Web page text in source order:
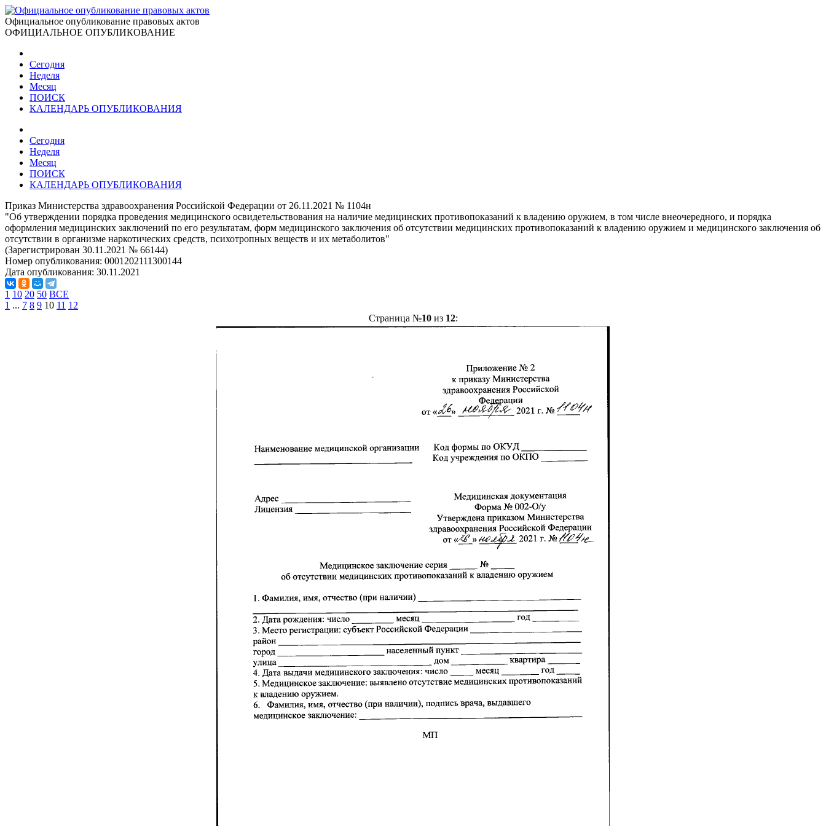
Официальное опубликование правовых актов
ОФИЦИАЛЬНОЕ ОПУБЛИКОВАНИЕ
Сегодня
Неделя
Месяц
ПОИСК
КАЛЕНДАРЬ ОПУБЛИКОВАНИЯ
Сегодня
Неделя
Месяц
ПОИСК
КАЛЕНДАРЬ ОПУБЛИКОВАНИЯ
Приказ Министерства здравоохранения Российской Федерации от 26.11.2021 № 1104н
"Об утверждении порядка проведения медицинского освидетельствования на наличие медицинских противопоказаний к владению оружием, в том числе внеочередного, и порядка
оформления медицинских заключений по его результатам, форм медицинского заключения об отсутствии медицинских противопоказаний к владению оружием и медицинского заключения об
отсутствии в организме наркотических средств, психотропных веществ и их метаболитов"
(Зарегистрирован 30.11.2021 № 66144)
Номер опубликования: 0001202111300144
Дата опубликования: 30.11.2021
1 10 20 50 ВСЕ
1 ... 7 8 9 10 11 12
Страница №10из 12: